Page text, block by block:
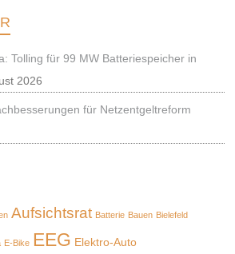
Tolling für 99 MW Batteriespeicher in
2026
für Netzentgeltreform
Aufsichtsrat Batterie Bauen Bielefeld
E-Bike EEG Elektro-Auto